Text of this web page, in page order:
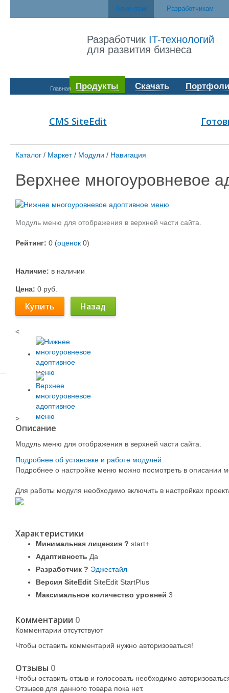
Клиентам Разработчикам
Разработчик IT-технологий
для развития бизнеса
Главная Продукты Скачать
CMS SiteEdit
Каталог / Маркет / Модули / Навигация
Верхнее многоуровневое
Модуль меню для отображения в верхней части сайта.
Рейтинг: 0 (оценок 0)
Наличие: в наличии
Цена: 0 руб.
Купить Назад
<
>
Описание
Модуль меню для отображения в верхней части сайта.
Подробнее об установке и работе модулей
Подробнее о настройке меню можно посмотреть в описании
Для работы модуля необходимо включить в настройках
Характеристики
Минимальная лицензия ? start+
Адаптивность Да
Разработчик ? Эджестайл
Версия SiteEdit SiteEdit StartPlus
Максимальное количество уровней 3
Комментарии 0
Комментарии отсутствуют
Чтобы оставить комментарий нужно авторизоваться!
Отзывы 0
Чтобы оcтавить отзыв и голосовать необходимо
Отзывов для данного товара пока нет.